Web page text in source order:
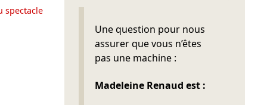
spectacle
Une question pour nous
assurer que vous n’êtes
pas une machine :
Madeleine Renaud est :
Ne pas remplir